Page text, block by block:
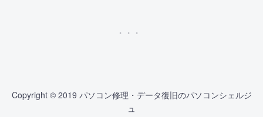
Copyright © 2019 パソコン修理・データ復旧のパソコンシェルジ
ュ